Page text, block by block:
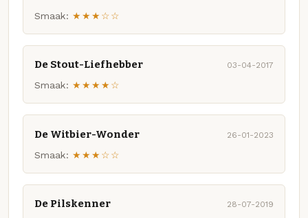
Smaak: ★★★☆☆
De Stout-Liefhebber 03-04-2017
Smaak: ★★★★☆
De Witbier-Wonder 26-01-2023
Smaak: ★★★☆☆
De Pilskenner 28-07-2019